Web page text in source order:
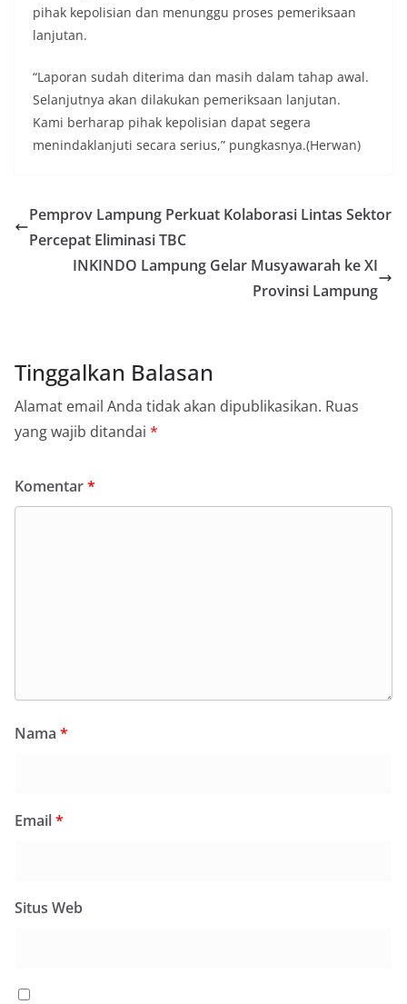
pihak kepolisian dan menunggu proses pemeriksaan
lanjutan.
“Laporan sudah diterima dan masih dalam tahap awal.
Selanjutnya akan dilakukan pemeriksaan lanjutan.
Kami berharap pihak kepolisian dapat segera
menindaklanjuti secara serius,” pungkasnya.(Herwan)
Pemprov Lampung Perkuat Kolaborasi Lintas Sektor
Percepat Eliminasi TBC
INKINDO Lampung Gelar Musyawarah ke XI
Provinsi Lampung
Tinggalkan Balasan
Alamat email Anda tidak akan dipublikasikan. Ruas
yang wajib ditandai *
Komentar*
Nama *
Email*
Situs Web